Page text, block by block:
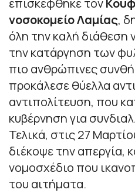
επισκέφθηκε τον
νοσοκομείο Λαμίας,
όλη την καλή διάθεση
την κατάργηση των
πιο ανθρώπινες
προκάλεσε θύελλα
αντιπολίτευση, που
κυβέρνηση για
Τελικά, στις 27
διέκοψε την απεργία,
νομοσχέδιο που
του αιτήματα.